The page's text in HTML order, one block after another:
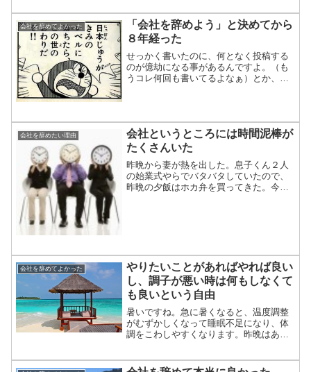
外に短い「健康寿...
会社を辞めてよかった
「会社を辞めよう」と決めてから
８年経った
せっかく書いたのに、何となく投稿する
のが億劫になる事があるんですよ。（も
うコレ何回も書いてるよなぁ）とか、考
メだ。限界だ）と感じて...
会社を辞めたい理由
会社というところには時間泥棒が
たくさんいた
昨晩から妻が熱を出した。息子くん２人
の始業式やらでバタバタしていたので、
昨晩の夕飯はホカ弁を買ってきた。今朝
会社を辞めてよかった
やりたいことがあればやれば良い
し、調子が悪い時は何もしなくて
も良いという自由
暑いですね。急に暑くなると、温度調整
がむずかしくなって睡眠不足になり、体
調をこわしやすくなります。昨晩はあま
くて、身体の節々に軽い痛みがある感